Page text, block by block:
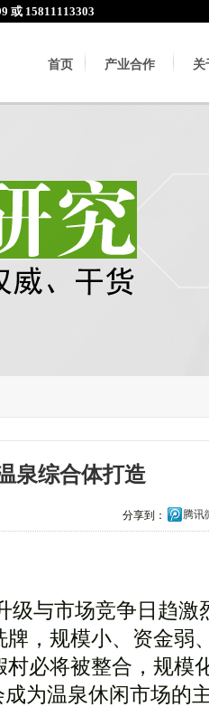
或 15811113303
首页 产业合作 关
泉综合体打造
分享到： 腾讯
级与市场竞争日趋激
牌，规模小、资金弱
村必将被整合，规模
成为温泉休闲市场的